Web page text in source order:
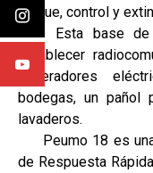
ataque, control y
Esta base de
establecer
generadores
bodegas, un pañol
lavaderos.
Peumo 18 es una
de Respuesta